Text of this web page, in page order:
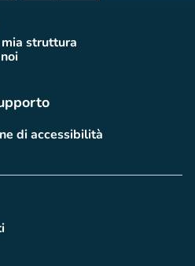
scheda)
struttura
(nuova scheda)
scheda)
di accessibilità
(nuova scheda)